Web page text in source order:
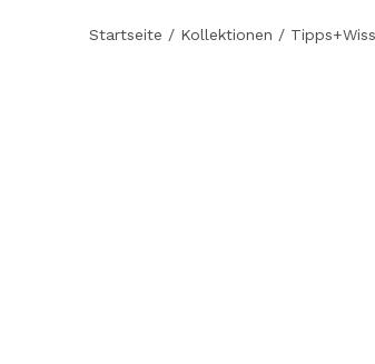
Startseite / Kollektionen /